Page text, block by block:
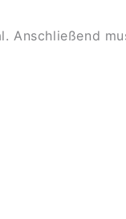
Anschließend